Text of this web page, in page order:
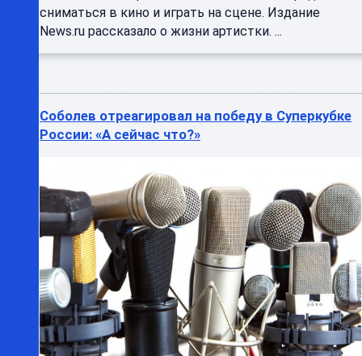
сниматься в кино и играть на сцене. Издание
News.ru рассказало о жизни артистки. ...
Соболев отреагировал на победу в Суперкубке
России: «А сейчас что?»